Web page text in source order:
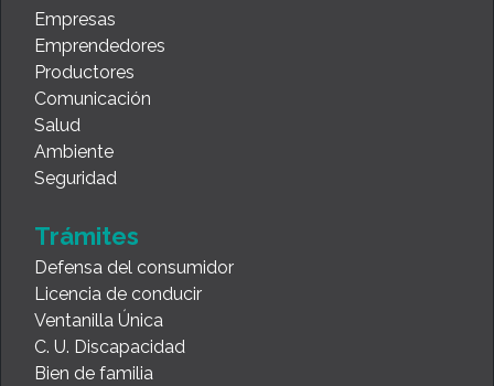
Empresas
Emprendedores
Productores
Comunicación
Salud
Ambiente
Seguridad
Trámites
Defensa del consumidor
Licencia de conducir
Ventanilla Única
C. U. Discapacidad
Bien de familia